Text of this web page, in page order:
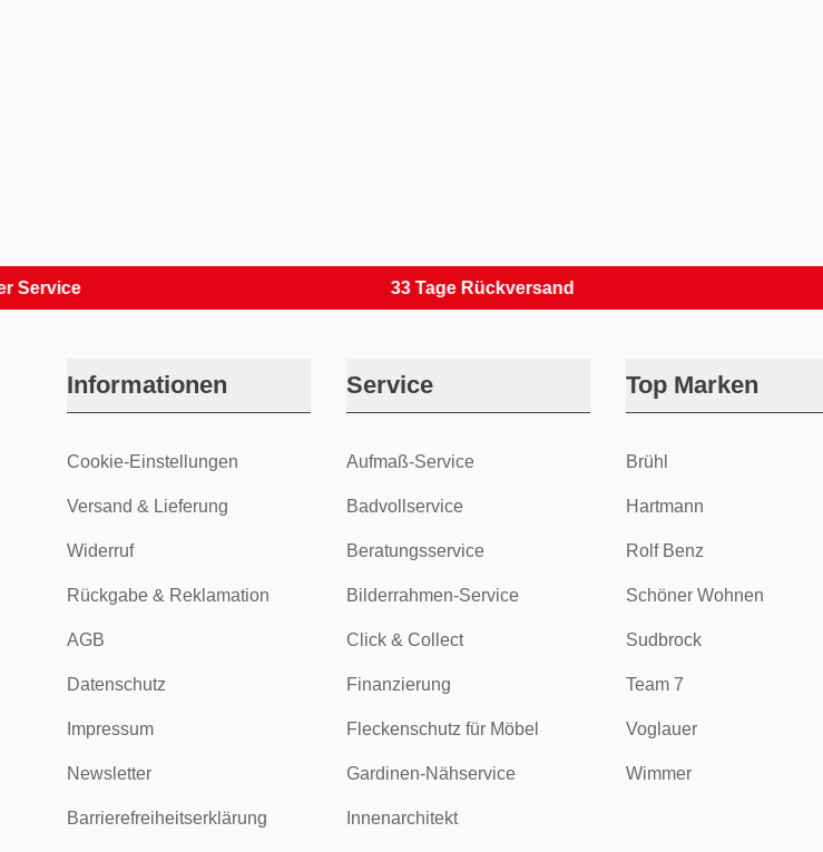
33 Tage Rückversand
Informationen
Cookie-Einstellungen
Versand & Lieferung
Widerruf
Rückgabe & Reklamation
AGB
Datenschutz
Impressum
Newsletter
Barrierefreiheitserklärung
Service
Aufmaß-Service
Badvollservice
Beratungsservice
Bilderrahmen-Service
Click & Collect
Finanzierung
Fleckenschutz für Möbel
Gardinen-Nähservice
Innenarchitekt
Top Marken
Brühl
Hartmann
Rolf Benz
Schöner Wohnen
Sudbrock
Team 7
Voglauer
Wimmer